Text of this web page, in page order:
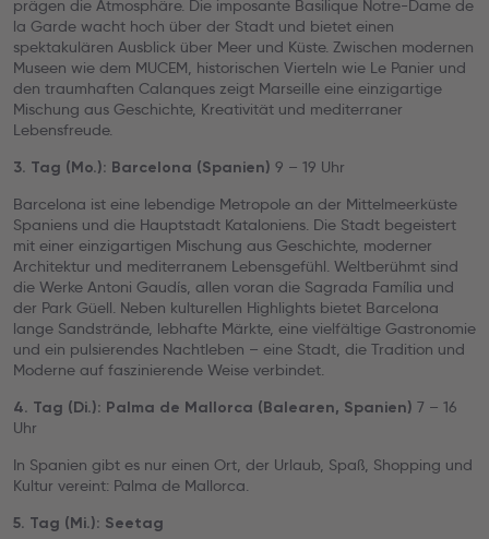
prägen die Atmosphäre. Die imposante Basilique Notre-Dame de
la Garde wacht hoch über der Stadt und bietet einen
spektakulären Ausblick über Meer und Küste. Zwischen modernen
Museen wie dem MUCEM, historischen Vierteln wie Le Panier und
den traumhaften Calanques zeigt Marseille eine einzigartige
Mischung aus Geschichte, Kreativität und mediterraner
Lebensfreude.
3. Tag (Mo.): Barcelona (Spanien) 9 – 19 Uhr
Barcelona ist eine lebendige Metropole an der Mittelmeerküste
Spaniens und die Hauptstadt Kataloniens. Die Stadt begeistert
mit einer einzigartigen Mischung aus Geschichte, moderner
Architektur und mediterranem Lebensgefühl. Weltberühmt sind
die Werke Antoni Gaudís, allen voran die Sagrada Família und
der Park Güell. Neben kulturellen Highlights bietet Barcelona
lange Sandstrände, lebhafte Märkte, eine vielfältige Gastronomie
und ein pulsierendes Nachtleben – eine Stadt, die Tradition und
Moderne auf faszinierende Weise verbindet.
4. Tag (Di.): Palma de Mallorca (Balearen, Spanien) 7 – 16
Uhr
In Spanien gibt es nur einen Ort, der Urlaub, Spaß, Shopping und
Kultur vereint: Palma de Mallorca.
5. Tag (Mi.): Seetag